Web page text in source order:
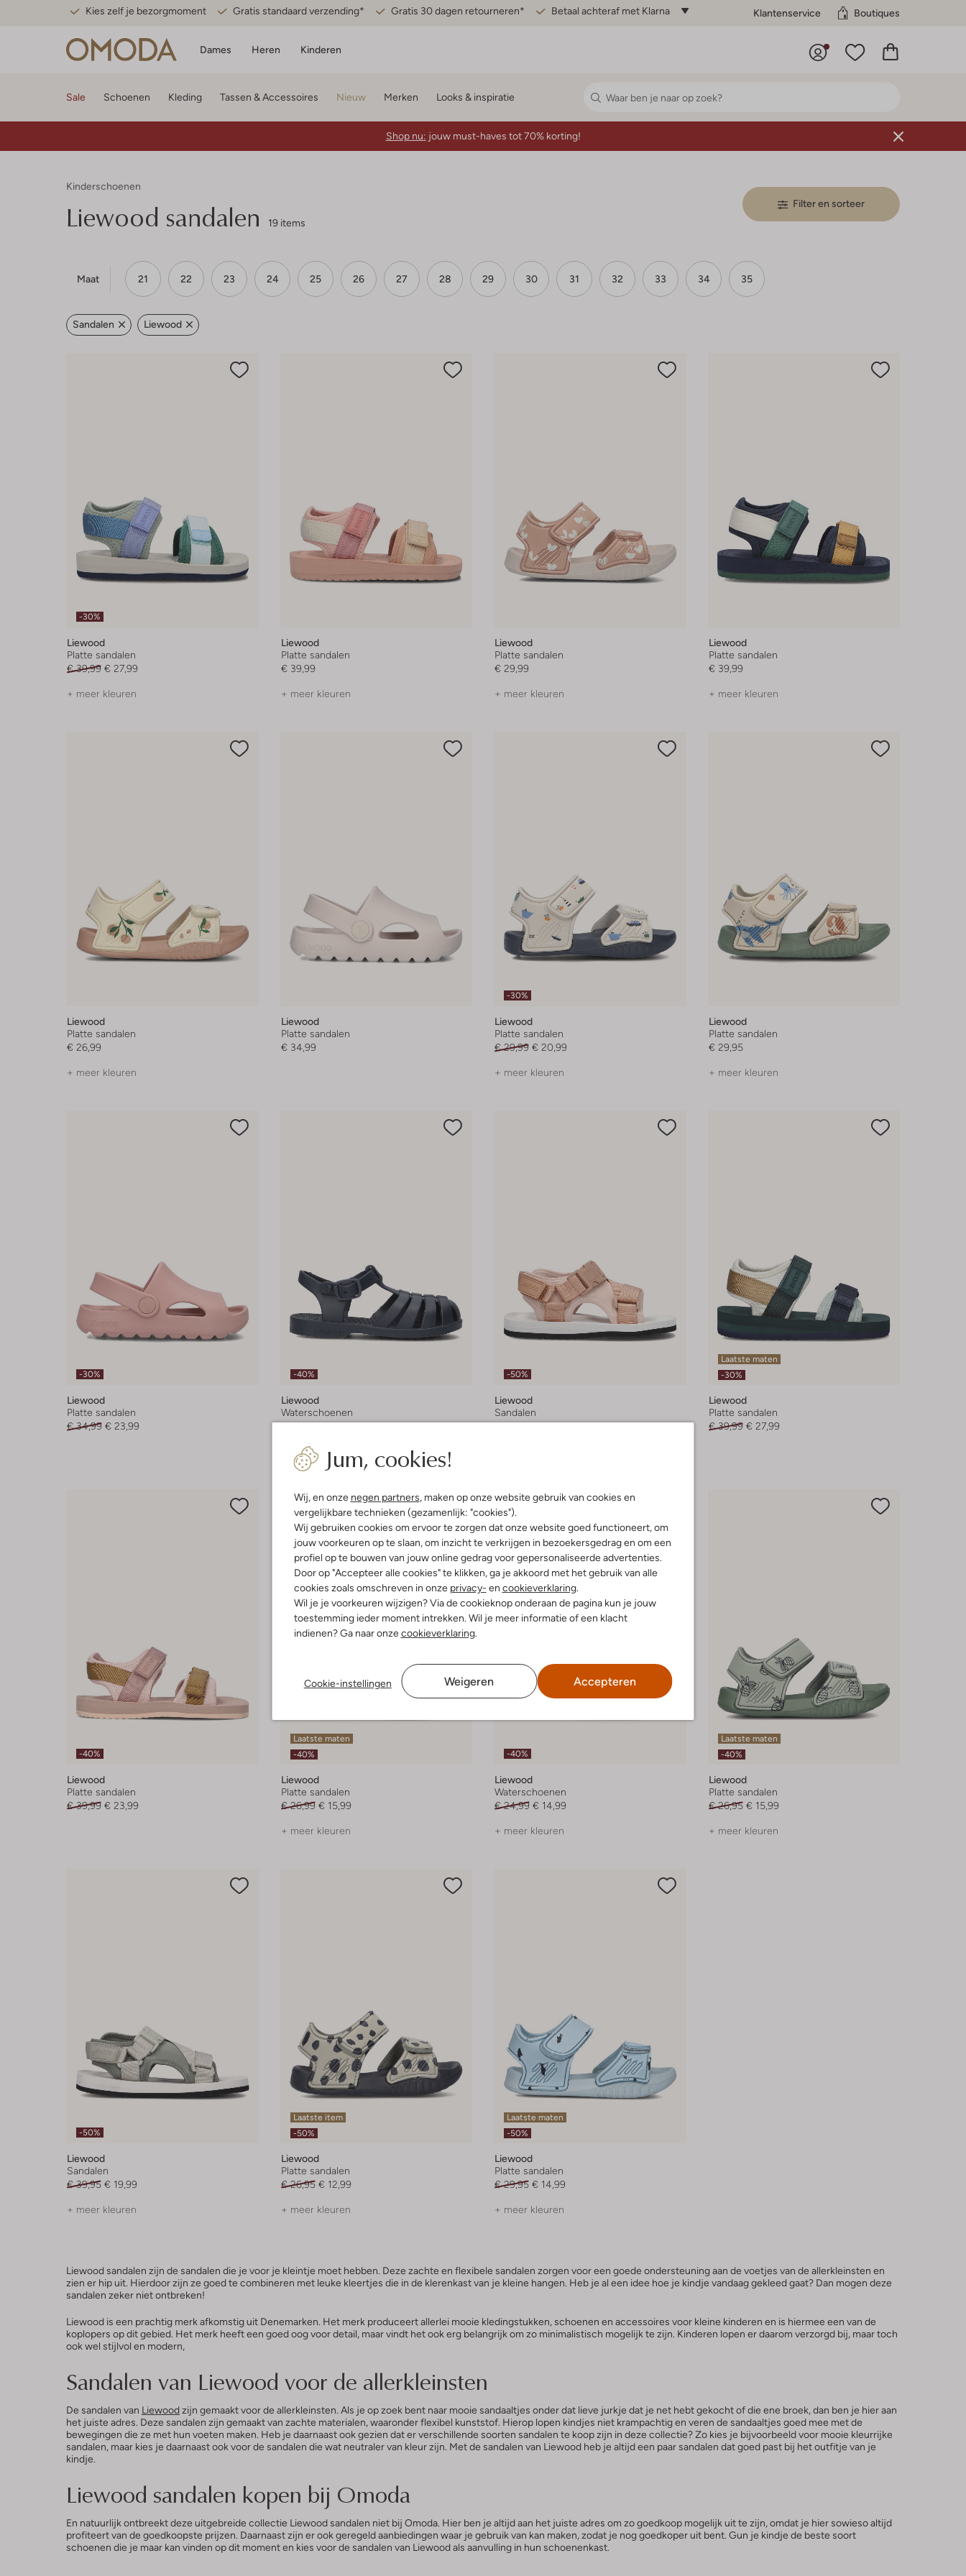
Kies zelf je bezorgmoment Gratis standaard verzending* Gratis 30 dagen retourneren* Betaal achteraf met Klarna Klantenservice Boutiques
Dames Heren Kinderen
Jum, cookies!
Wij, en onze negen partners, maken op onze website gebruik van cookies en
vergelijkbare technieken (gezamenlijk: "cookies").
Wij gebruiken cookies om ervoor te zorgen dat onze website goed functioneert, om
jouw voorkeuren op te slaan, om inzicht te verkrijgen in bezoekersgedrag en om een
profiel op te bouwen van jouw online gedrag voor gepersonaliseerde advertenties.
Door op "Accepteer alle cookies" te klikken, ga je akkoord met het gebruik van alle
cookies zoals omschreven in onze privacy- en cookieverklaring.
Wil je je voorkeuren wijzigen? Via de cookieknop onderaan de pagina kun je jouw
toestemming ieder moment intrekken. Wil je meer informatie of een klacht
indienen? Ga naar onzecookieverklaring.
Cookie-instellingen Weigeren Accepteren
Sale Schoenen Kleding Tassen & Accessoires Nieuw Merken Looks & inspiratie
Shop nu: jouw must-haves tot 70% korting!
Kinderschoenen
Liewood sandalen 19 items
Filter en sorteer
Maat 21 22 23 24 25 26 27 28 29 30 31 32 33 34 35
Sandalen Liewood
-30%
Liewood
Platte sandalen
€ 39,99 € 27,99
+ meer kleuren
Liewood
Platte sandalen
€ 39,99
+ meer kleuren
Liewood
Platte sandalen
€ 29,99
+ meer kleuren
Liewood
Platte sandalen
€ 39,99
+ meer kleuren
Liewood
Platte sandalen
€ 26,99
+ meer kleuren
Liewood
Platte sandalen
€ 34,99
-30%
Liewood
Platte sandalen
€ 29,99 € 20,99
+ meer kleuren
Liewood
Platte sandalen
€ 29,95
+ meer kleuren
-30%
Liewood
Platte sandalen
€ 34,99 € 23,99
-40%
Liewood
Waterschoenen
€ 24,99 € 14,99
+ meer kleuren
-50%
Liewood
Sandalen
€ 39,95 € 19,99
Laatste maten
-30%
Liewood
Platte sandalen
€ 39,99 € 27,99
-40%
Liewood
Platte sandalen
€ 39,99 € 23,99
Laatste maten
-40%
Liewood
Platte sandalen
€ 26,99 € 15,99
+ meer kleuren
-40%
Liewood
Waterschoenen
€ 24,99 € 14,99
+ meer kleuren
Laatste maten
-40%
Liewood
Platte sandalen
€ 26,95 € 15,99
+ meer kleuren
-50%
Liewood
Sandalen
€ 39,95 € 19,99
+ meer kleuren
Laatste item
-50%
Liewood
Platte sandalen
€ 26,95 € 12,99
+ meer kleuren
Laatste maten
-50%
Liewood
Platte sandalen
€ 29,95 € 14,99
+ meer kleuren
Liewood sandalen zijn de sandalen die je voor je kleintje moet hebben. Deze zachte en flexibele sandalen zorgen voor een goede ondersteuning aan de voetjes van de allerkleinsten en
zien er hip uit. Hierdoor zijn ze goed te combineren met leuke kleertjes die in de klerenkast van je kleine hangen. Heb je al een idee hoe je kindje vandaag gekleed gaat? Dan mogen deze
sandalen zeker niet ontbreken!
Liewood is een prachtig merk afkomstig uit Denemarken. Het merk produceert allerlei mooie kledingstukken, schoenen en accessoires voor kleine kinderen en is hiermee een van de
koplopers op dit gebied. Het merk heeft een goed oog voor detail, maar vindt het ook erg belangrijk om zo minimalistisch mogelijk te zijn. Kinderen lopen er daarom verzorgd bij, maar toch
ook wel stijlvol en modern,
Sandalen van Liewood voor de allerkleinsten
De sandalen van Liewoodzijn gemaakt voor de allerkleinsten. Als je op zoek bent naar mooie sandaaltjes onder dat lieve jurkje dat je net hebt gekocht of die ene broek, dan ben je hier aan
het juiste adres. Deze sandalen zijn gemaakt van zachte materialen, waaronder flexibel kunststof. Hierop lopen kindjes niet krampachtig en veren de sandaaltjes goed mee met de
bewegingen die ze met hun voeten maken. Heb je daarnaast ook gezien dat er verschillende soorten sandalen te koop zijn in deze collectie? Zo kies je bijvoorbeeld voor mooie kleurrijke
sandalen, maar kies je daarnaast ook voor de sandalen die wat neutraler van kleur zijn. Met de sandalen van Liewood heb je altijd een paar sandalen dat goed past bij het outfitje van je
kindje.
Liewood sandalen kopen bij Omoda
En natuurlijk ontbreekt deze uitgebreide collectie Liewood sandalen niet bij Omoda. Hier ben je altijd aan het juiste adres om zo goedkoop mogelijk uit te zijn, omdat je hier sowieso altijd
profiteert van de goedkoopste prijzen. Daarnaast zijn er ook geregeld aanbiedingen waar je gebruik van kan maken, zodat je nog goedkoper uit bent. Gun je kindje de beste soort
schoenen die je maar kan vinden op dit moment en kies voor de sandalen van Liewood als aanvulling in hun schoenenkast.